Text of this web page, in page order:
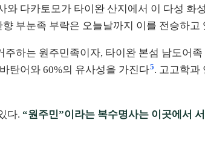
와 다카토모가 타이완 산지에서 이 다성 화
부눈족 부락은 오늘날까지 이를 전승하고
하는 원주민족이자, 타이완 본섬 남도어
탄어와 60%의 유사성을 가진다5. 고고학과
다. “원주민”이라는 복수명사는 이곳에서